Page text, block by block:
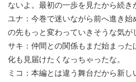
ないよ。最初の一歩を見たから続き
ユナ：今巻で迷いながら前へ進き始
の先もっと変わっていきそうな気が
サキ：仲間との関係もまだ始まった
化も見届けたくなっちゃったな。
ミコ：本編とは違う舞台だから新